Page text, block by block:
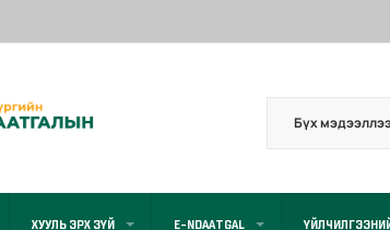
ХУУЛЬ ЭРХ ЗҮЙ E-NDAATGAL